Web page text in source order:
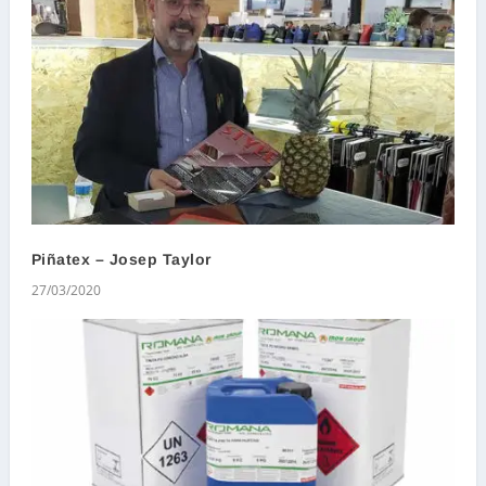
Piñatex – Josep Taylor
27/03/2020